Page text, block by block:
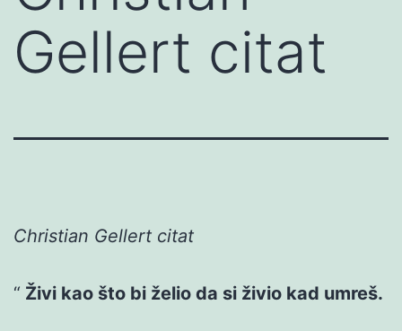
Gellert citat
Christian Gellert citat
Živi kao što bi želio da si živio kad umreš.